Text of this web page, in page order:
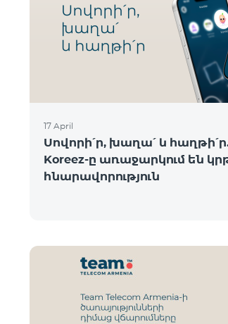
17 April
Սովորի՛ր, խաղա՛ և հաղթի՛ր.
Koreez-ը առաջարկում են
հնարավորություն